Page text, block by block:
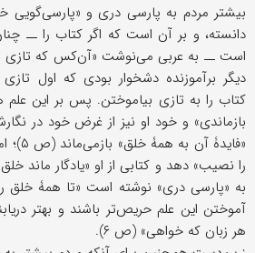
بیشتر مردم به پارسی دری و «پارسی‌گویی
دانسته، و بر آن است که اگر کتاب را ــ
است ــ به عربی می‌نوشت «آن‌کس که تازی
دیگر برآموزنده دشخوار بودی که اول
کتاب را به تازی بیاموختن. پس بر این
بازماندی» و خود او نیز از غرض خود در
را نصیب» دهد و کتابی از او «یادگار ماند
به «پارسی دری» نوشته است «تا همۀ خلق
آموختن این علم حریص‌تر باشند و بهتر
هر زبان که خواهی» (ص ۶).